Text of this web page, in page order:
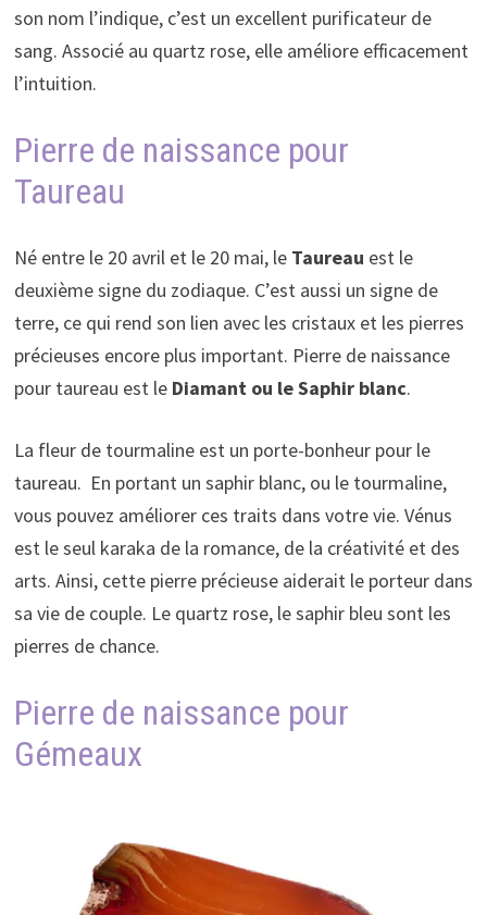
son nom l’indique, c’est un excellent purificateur de
sang. Associé au quartz rose, elle améliore efficacement
l’intuition.
Pierre de naissance pour
Taureau
Né entre le 20 avril et le 20 mai, le Taureau est le
deuxième signe du zodiaque. C’est aussi un signe de
terre, ce qui rend son lien avec les cristaux et les pierres
précieuses encore plus important. Pierre de naissance
pour taureau est le Diamant ou le Saphir blanc.
La fleur de tourmaline est un porte-bonheur pour le
taureau. En portant un saphir blanc, ou le tourmaline,
vous pouvez améliorer ces traits dans votre vie. Vénus
est le seul karaka de la romance, de la créativité et des
arts. Ainsi, cette pierre précieuse aiderait le porteur dans
sa vie de couple. Le quartz rose, le saphir bleu sont les
pierres de chance.
Pierre de naissance pour
Gémeaux